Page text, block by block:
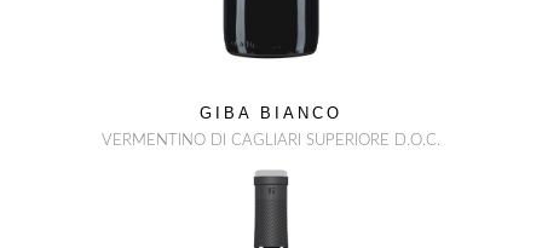
GIBA BIANCO
VERMENTINO DI CAGLIARI SUPERIORE D.O.C.